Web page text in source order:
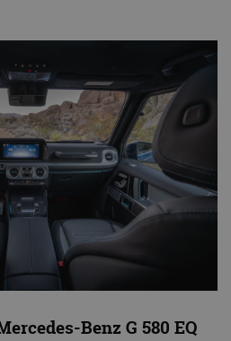
Benz G 580 EQ